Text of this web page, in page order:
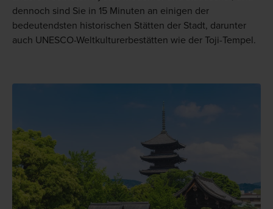
dennoch sind Sie in 15 Minuten an einigen der
bedeutendsten historischen Stätten der Stadt, darunter
auch UNESCO-Weltkulturerbestätten wie der Toji-Tempel.